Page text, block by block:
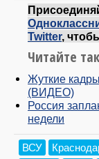
Twitter,
Читайте
Жуткие
(ВИДЕО)
Россия
недели
ВСУ